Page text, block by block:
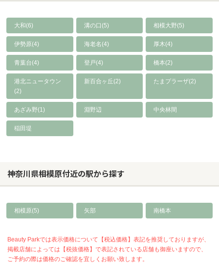
大和(6) 溝の口(5) 相模大野(5)
伊勢原(4) 海老名(4) 厚木(4)
青葉台(4) 登戸(4) 橋本(2)
港北ニュータウン
(2)
新百合ヶ丘(2) たまプラーザ(2)
あざみ野(1) 淵野辺 中央林間
稲田堤
神奈川県相模原付近の駅から探す
相模原(5) 矢部 南橋本
Beauty Parkでは表示価格について【税込価格】表記を推奨しておりますが、
掲載店舗によっては【税抜価格】で表記されている店舗も御座いますので、
ご予約の際は価格のご確認を宜しくお願い致します。